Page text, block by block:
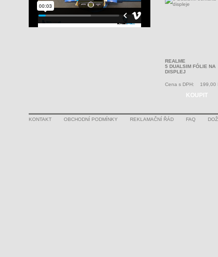
REALME
5 DUALSIM FÓLIE NA
DISPLEJ
Cena s DPH: 199,00
KOUPIT
KONTAKT OBCHODNÍ PODMÍNKY REKLAMAČNÍ ŘÁD FAQ